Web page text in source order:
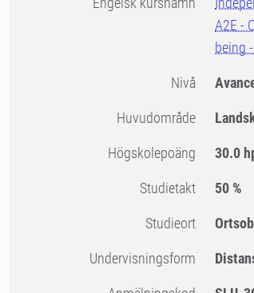
A2E -
being
Nivå
Huvudområde
högskolepoäng 30.0
Studietakt 50 %
Studieort
Undervisningsform